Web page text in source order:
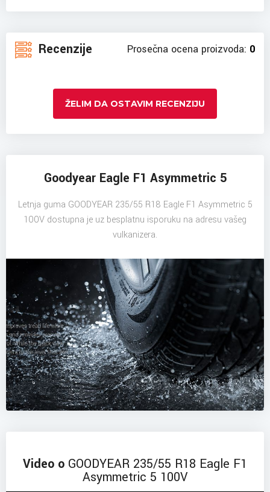
Recenzije Prosečna ocena proizvoda: 0
ŽELIM DA OSTAVIM RECENZIJU
Goodyear Eagle F1 Asymmetric 5
Letnja guma GOODYEAR 235/55 R18 Eagle F1 Asymmetric 5
100V dostupna je uz besplatnu isporuku na adresu vašeg
vulkanizera.
Video o GOODYEAR 235/55 R18 Eagle F1
Asymmetric 5 100V